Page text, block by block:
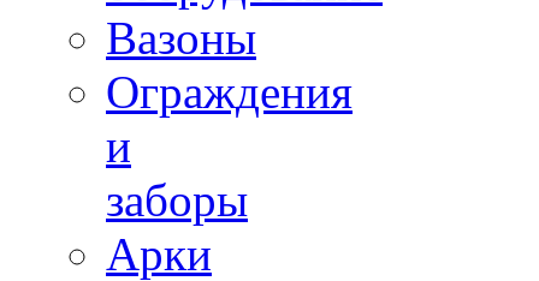
Вазоны
Ограждения
и
заборы
Арки